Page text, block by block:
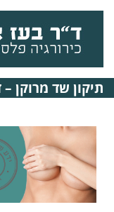
תיקון שד מרוקן